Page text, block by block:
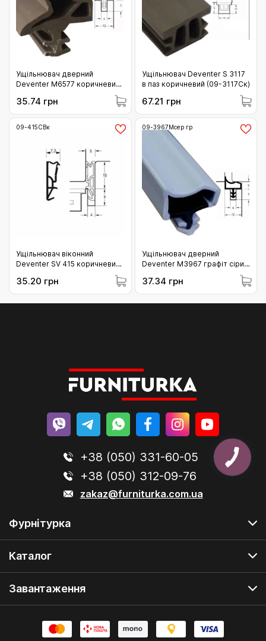
Ущільнювач дверний
Deventer М6577 коричневий
35.74 грн
Ущільнювач Deventer S 3117
в паз коричневий (09-3117Ск)
67.21 грн
09-415СВк
Ущільнювач віконний
Deventer SV 415 коричневий
35.20 грн
09-3967Мсер гр
Ущільнювач дверний
Deventer M3967 графіт сірий
3967Мсер гр)
37.34 грн
+38 (050) 331-60-05
+38 (050) 312-09-76
zakaz@furniturka.com.ua
Фурнітурка
Каталог
Завантаження